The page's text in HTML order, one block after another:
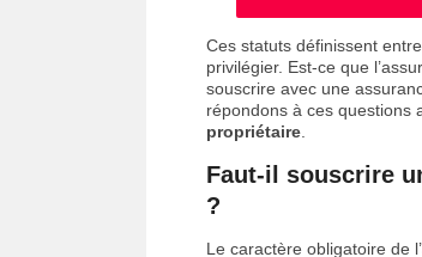
Ces statuts définissent
privilégier. Est-ce que
souscrire avec une
répondons à ces questions
propriétaire
Faut-il souscrire
?
Le caractère obligatoire de